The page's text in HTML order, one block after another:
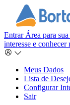
Entrar Área para
interesse e conhecer
Meus Dados
Lista de
Configurar
Sair